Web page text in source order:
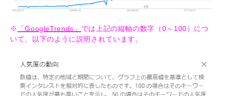
※ 「GoogleTrends」 では上記の縦軸の数字（0～100）につ
いて、以下のように説明されています。